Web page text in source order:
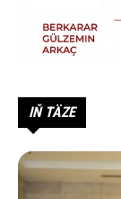
IŇ TÄZE